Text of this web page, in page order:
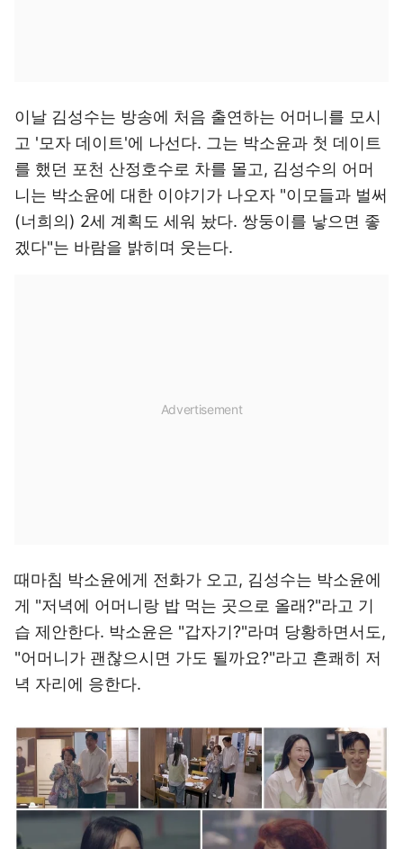
이날 김성수는 방송에 처음 출연하는 어머니를 모시
고 '모자 데이트'에 나선다. 그는 박소윤과 첫 데이트
를 했던 포천 산정호수로 차를 몰고, 김성수의 어머
니는 박소윤에 대한 이야기가 나오자 "이모들과 벌써
(너희의) 2세 계획도 세워 놨다. 쌍둥이를 낳으면 좋
겠다"는 바람을 밝히며 웃는다.
때마침 박소윤에게 전화가 오고, 김성수는 박소윤에
게 "저녁에 어머니랑 밥 먹는 곳으로 올래?"라고 기
습 제안한다. 박소윤은 "갑자기?"라며 당황하면서도,
"어머니가 괜찮으시면 가도 될까요?"라고 흔쾌히 저
녁 자리에 응한다.